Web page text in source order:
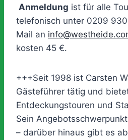
Anmeldung ist für alle
telefonisch unter 0209
Mail an
kosten 45 €.
+++Seit 1998 ist Carsten
Gästeführer tätig und
Entdeckungstouren und
Sein
– darüber hinaus gibt es